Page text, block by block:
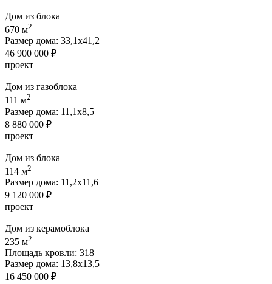
Дом из блока
670 м2
Размер дома: 33,1х41,2
46 900 000 ₽
проект
Дом из газоблока
111 м2
Размер дома: 11,1х8,5
8 880 000 ₽
проект
Дом из блока
114 м2
Размер дома: 11,2х11,6
9 120 000 ₽
проект
Дом из керамоблока
235 м2
Площадь кровли: 318
Размер дома: 13,8х13,5
16 450 000 ₽